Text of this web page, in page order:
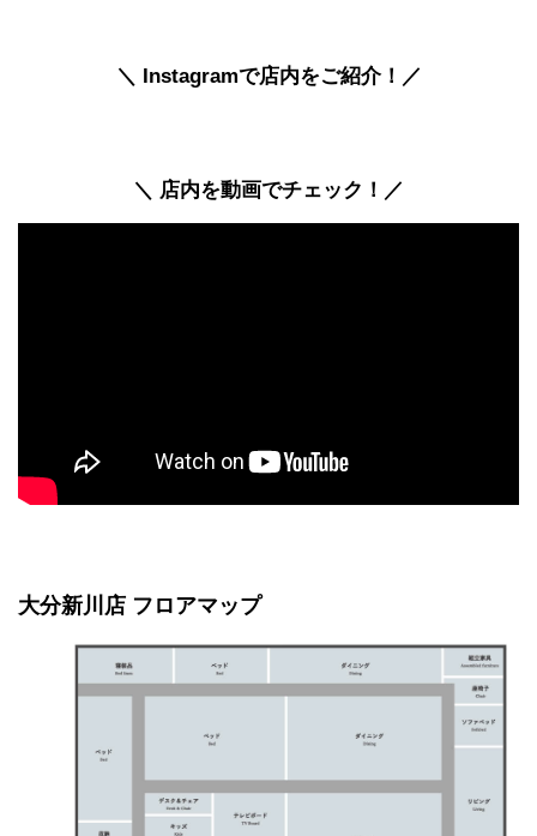
＼ Instagramで店内をご紹介！／
＼ 店内を動画でチェック！／
大分新川店 フロアマップ